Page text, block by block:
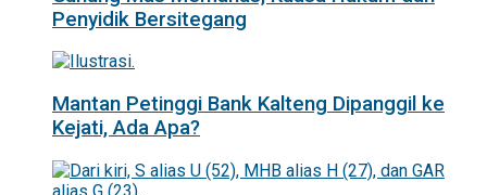
Penyidik Bersitegang
Mantan Petinggi Bank Kalteng Dipanggil ke
Kejati, Ada Apa?